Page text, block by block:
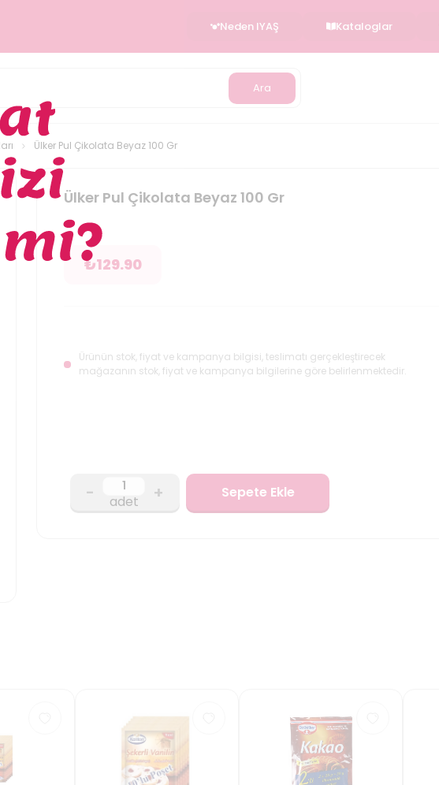
Neden IYAŞ Kataloglar
Ara
Ülker Pul Çikolata Beyaz 100 Gr
Ülker Pul Çikolata Beyaz 100 Gr
₺129.90
Ürünün stok, fiyat ve kampanya bilgisi, teslimatı gerçekleştirecek
mağazanın stok, fiyat ve kampanya bilgilerine göre belirlenmektedir.
- adet + Sepete Ekle